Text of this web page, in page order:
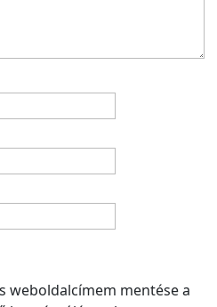
weboldalcímem mentése a